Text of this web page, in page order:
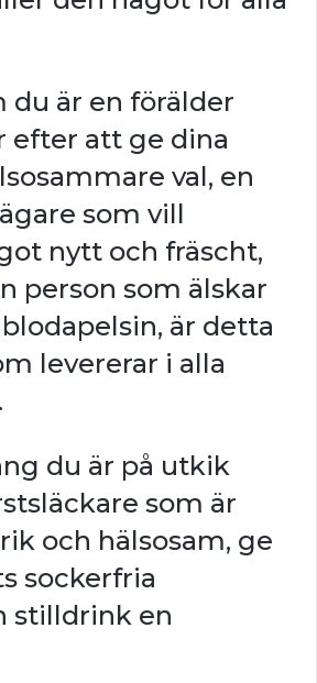
du är en förälder
efter att ge dina
val, en
som vill
nytt och fräscht,
person som älskar
är detta
levererar i alla
du är på utkik
som är
och hälsosam, ge
sockerfria
stilldrink en